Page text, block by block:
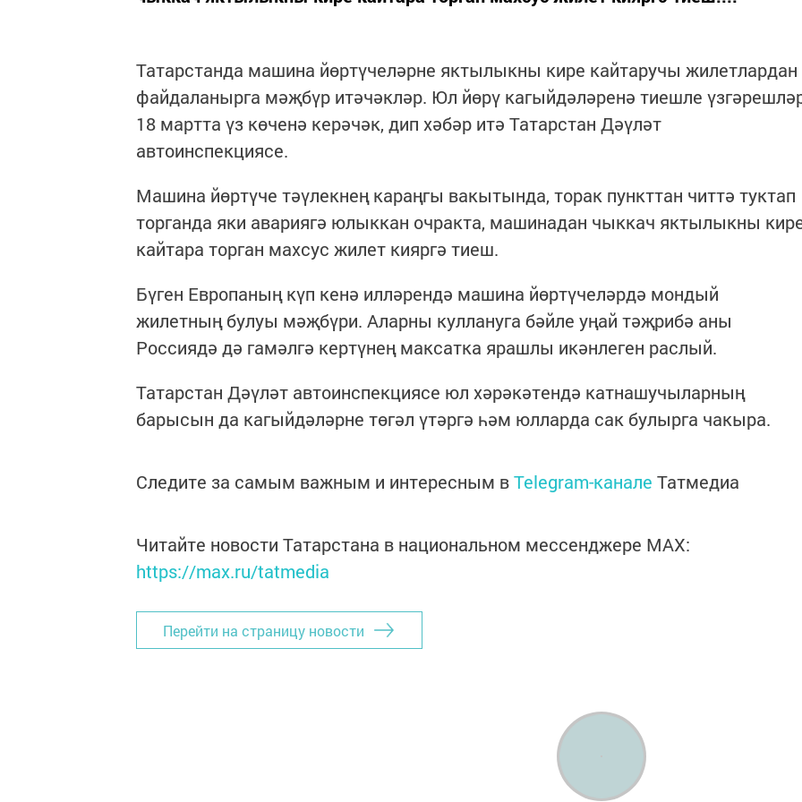
Татарстанда машина йөртүчеләрне яктылыкны кире кайтаручы жилетлардан
файдаланырга мәҗбүр итәчәкләр. Юл йөрү кагыйдәләренә тиешле
18 мартта үз көченә керәчәк, дип хәбәр итә Татарстан Дәүләт
автоинспекциясе.
Машина йөртүче тәүлекнең караңгы вакытында, торак пункттан читтә туктап
торганда яки авариягә юлыккан очракта, машинадан чыккач яктылыкны
кайтара торган махсус жилет кияргә тиеш.
Бүген Европаның күп кенә илләрендә машина йөртүчеләрдә мондый
жилетның булуы мәҗбүри. Аларны куллануга бәйле уңай тәҗрибә аны
Россиядә дә гамәлгә кертүнең максатка ярашлы икәнлеген раслый.
Татарстан Дәүләт автоинспекциясе юл хәрәкәтендә катнашучыларның
барысын да кагыйдәләрне төгәл үтәргә һәм юлларда сак булырга чакыра.
Следите за самым важным и интересным вTelegram-канале Татмедиа
Читайте новости Татарстана в национальном мессенджере MАХ:
https://max.ru/tatmedia
Перейти на страницу новости